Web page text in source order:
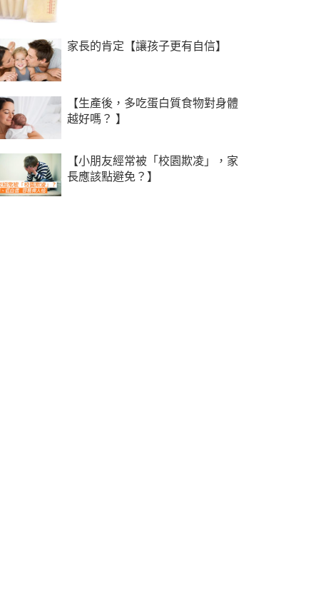
家長的肯定【讓孩子更有自信】
【生產後，多吃蛋白質食物對身體
越好嗎？ 】
【小朋友經常被「校園欺凌」，家
長應該點避免？】